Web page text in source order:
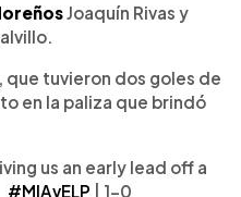
Joaquín Rivas y
que tuvieron dos goles de
en la paliza que brindó
us an early lead off a
#MIAvELP | 1-0